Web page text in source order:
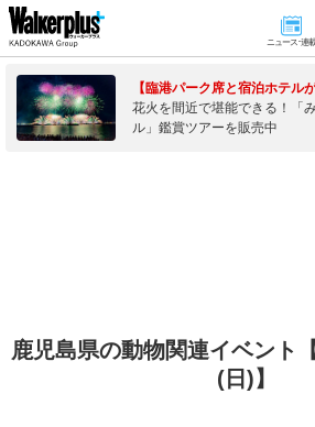
ニュース･連載
【臨港パーク席と宿泊ホテル
花火を間近で堪能できる！「
ル」鑑賞ツアーを販売中
鹿児島県の動物関連イベント
(日)】